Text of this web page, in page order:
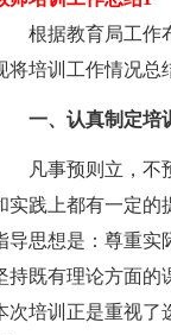
根据教育局工作布
将培训工作情况总
一、认真制定培训
凡事预则立，不预
实践上都有一定的
导思想是：尊重实
持既有理论方面的
次培训正是重视了